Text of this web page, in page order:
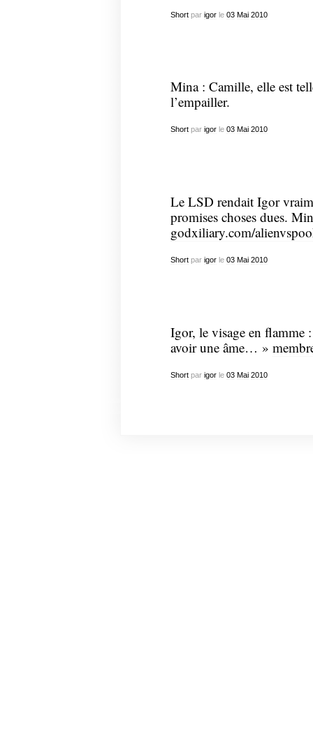
Shortpar igorle 03 Mai 2010
Mina : Camille, elle est
l’empailler.
Shortpar igorle 03 Mai 2010
Le LSD rendait Igor
promises choses dues.
godxiliary.com/
Shortpar igorle 03 Mai 2010
Igor, le visage en flamme
avoir une âme… »
Shortpar igorle 03 Mai 2010